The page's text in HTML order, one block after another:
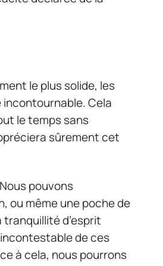
le plus solide, les
Cela
le temps sans
sûrement cet
pouvons
ou même une poche de
d’esprit
de ces
à cela, nous pourrons